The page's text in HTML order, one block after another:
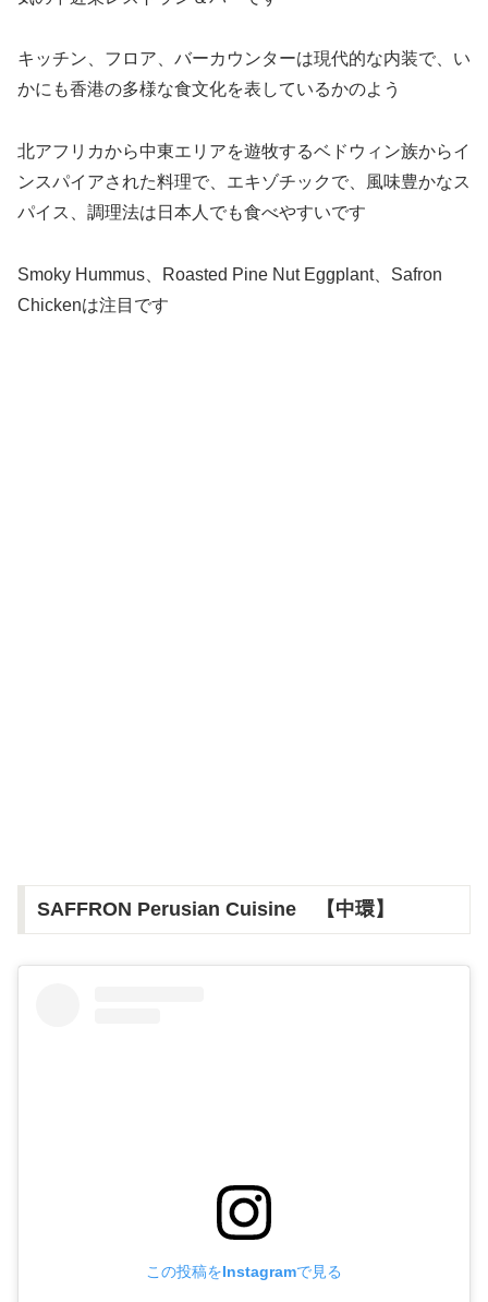
キッチン、フロア、バーカウンターは現代的な内装で、い
かにも香港の多様な食文化を表しているかのよう
北アフリカから中東エリアを遊牧するベドウィン族からイ
ンスパイアされた料理で、エキゾチックで、風味豊かなス
パイス、調理法は日本人でも食べやすいです
Smoky Hummus、Roasted Pine Nut Eggplant、Safron
Chickenは注目です
SAFFRON Perusian Cuisine 【中環】
この投稿をInstagramで見る